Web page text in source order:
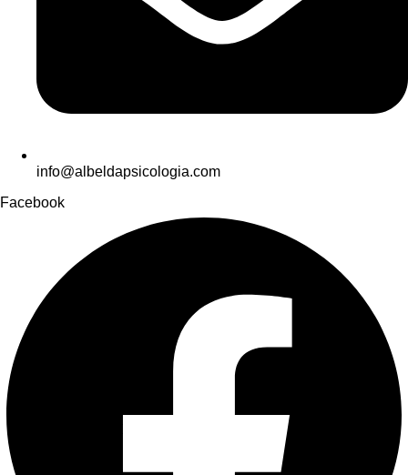
info@albeldapsicologia.com
Facebook